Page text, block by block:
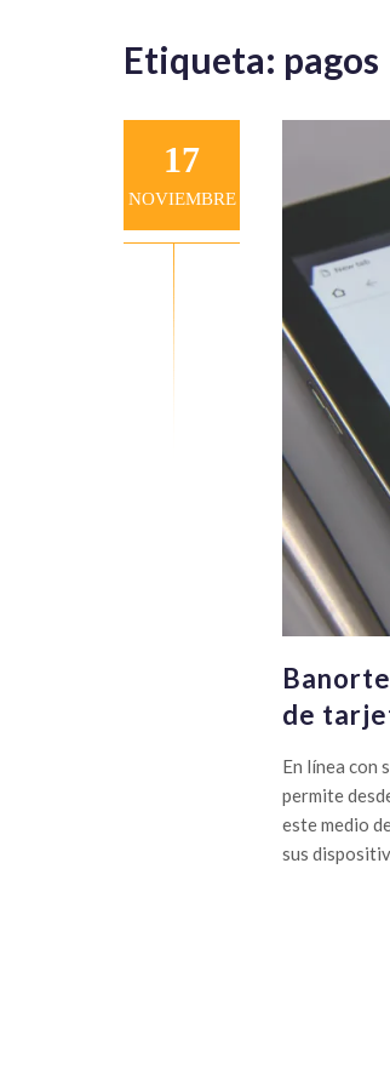
Etiqueta: pagos
17
NOVIEMBRE
de
En línea con
permite
este medio
sus